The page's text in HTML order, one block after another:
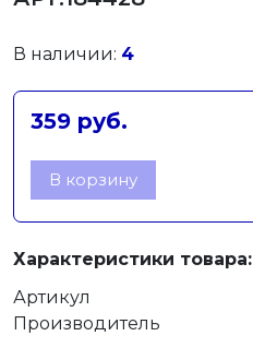
В наличии: 4
359 руб.
В корзину
Характеристики товара:
Артикул
Производитель